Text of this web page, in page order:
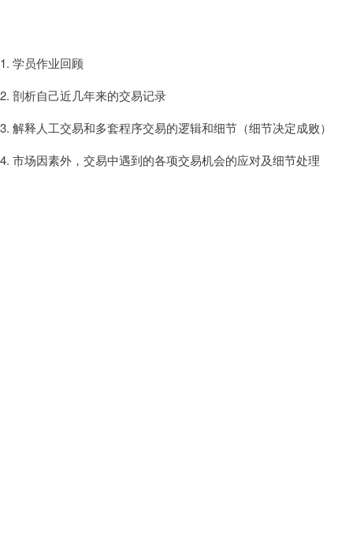
1. 学员作业回顾
2. 剖析自己近几年来的交易记录
3. 解释人工交易和多套程序交易的逻辑和细节（细节决定成败）
4. 市场因素外，交易中遇到的各项交易机会的应对及细节处理